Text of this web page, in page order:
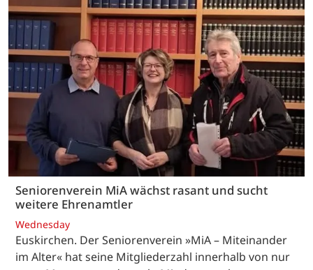
Seniorenverein MiA wächst rasant und sucht
weitere Ehrenamtler
Wednesday
Euskirchen. Der Seniorenverein »MiA – Miteinander
im Alter« hat seine Mitgliederzahl innerhalb von nur